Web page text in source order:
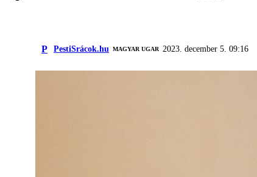
P PestiSrácok.hu MAGYAR UGAR 2023. december 5. 09:16